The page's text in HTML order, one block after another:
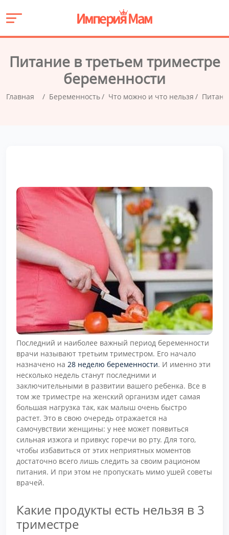
Питание в третьем триместре
беременности
Главная Беременность Что можно и что нельзя
Последний и наиболее важный период беременности
врачи называют третьим триместром. Его начало
назначено на 28 неделю беременности. И именно эти
несколько недель станут последними и
заключительными в развитии вашего ребенка. Все в
том же триместре на женский организм идет самая
большая нагрузка так, как малыш очень быстро
растет. Это в свою очередь отражается на
самочувствии женщины: у нее может появиться
сильная изжога и привкус горечи во рту. Для того,
чтобы избавиться от этих неприятных моментов
достаточно всего лишь следить за своим рационом
питания. И при этом не пропускать мимо ушей советы
врачей.
Какие продукты есть нельзя в 3
триместре